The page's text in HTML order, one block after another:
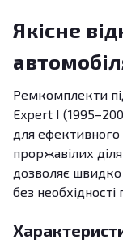
Якісне
Ремкомплекти
Expert I
для
проржавілих
дозволяє швидко
без